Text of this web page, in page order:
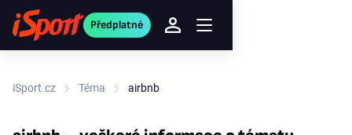
Předplatné
iSport.cz Téma airbnb